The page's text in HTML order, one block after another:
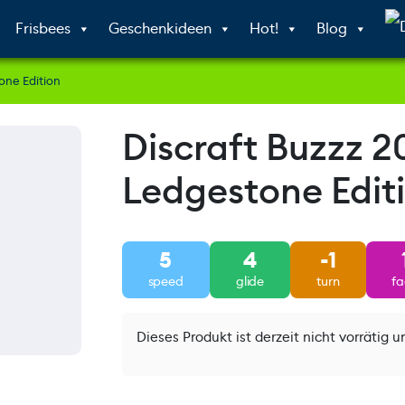
Frisbees Geschenkideen Hot!
Blog
Edition
Discraft Buzzz
Ledgestone
5
speed
4
glide
-1
turn
Dieses Produkt ist derzeit nicht vorrätig